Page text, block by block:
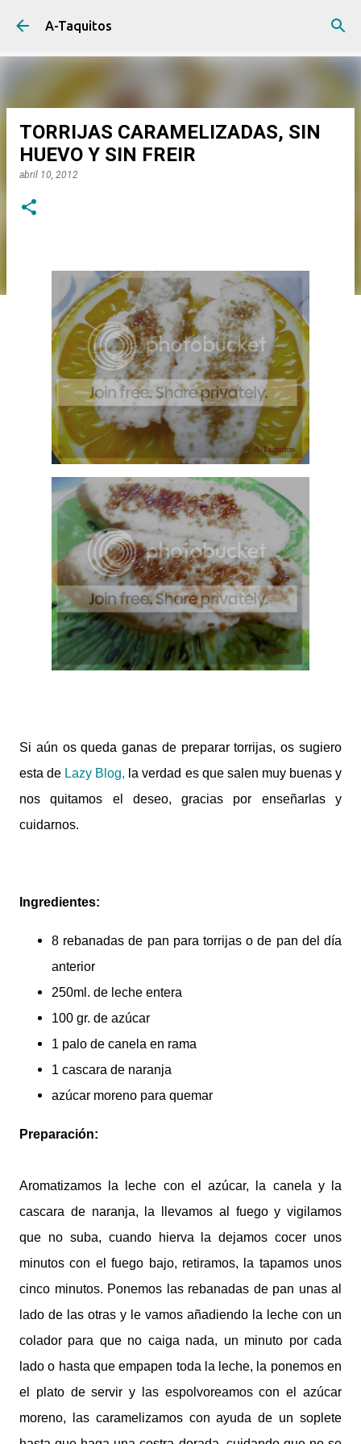
A-Taquitos
TORRIJAS CARAMELIZADAS, SIN
HUEVO Y SIN FREIR
abril 10, 2012
Si aún os queda ganas de preparar torrijas, os sugiero
esta de Lazy Blog, la verdad es que salen muy buenas y
nos quitamos el deseo, gracias por enseñarlas y
cuidarnos.
Ingredientes:
8 rebanadas de pan para torrijas o de pan del día
anterior
250ml. de leche entera
100 gr. de azúcar
1 palo de canela en rama
1 cascara de naranja
azúcar moreno para quemar
Preparación:
Aromatizamos la leche con el azúcar, la canela y la
cascara de naranja, la llevamos al fuego y vigilamos
que no suba, cuando hierva la dejamos cocer unos
minutos con el fuego bajo, retiramos, la tapamos unos
cinco minutos. Ponemos las rebanadas de pan unas al
lado de las otras y le vamos añadiendo la leche con un
colador para que no caiga nada, un minuto por cada
lado o hasta que empapen toda la leche, la ponemos en
el plato de servir y las espolvoreamos con el azúcar
moreno, las caramelizamos con ayuda de un soplete